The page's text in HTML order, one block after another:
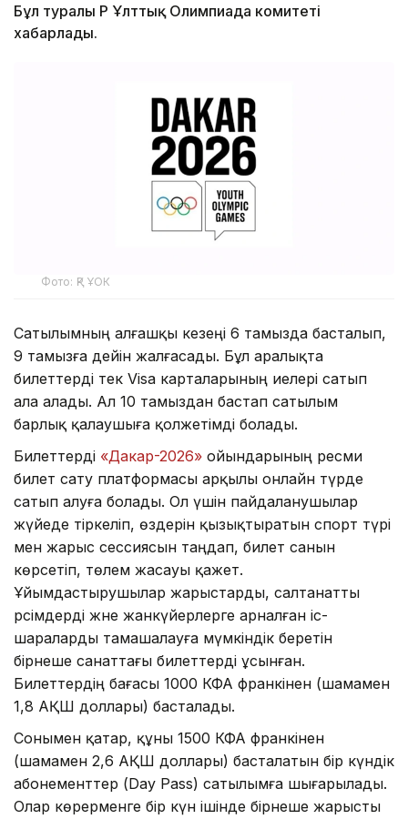
Бұл туралы ҚР Ұлттық Олимпиада комитеті
хабарлады.
Фото: ҚР ҰОК
Сатылымның алғашқы кезеңі 6 тамызда басталып,
9 тамызға дейін жалғасады. Бұл аралықта
билеттерді тек Visa карталарының иелері сатып
ала алады. Ал 10 тамыздан бастап сатылым
барлық қалаушыға қолжетімді болады.
Билеттерді «Дакар-2026» ойындарының ресми
билет сату платформасы арқылы онлайн түрде
сатып алуға болады. Ол үшін пайдаланушылар
жүйеде тіркеліп, өздерін қызықтыратын спорт түрі
мен жарыс сессиясын таңдап, билет санын
көрсетіп, төлем жасауы қажет.
Ұйымдастырушылар жарыстарды, салтанатты
рәсімдерді және жанкүйерлерге арналған іс-
шараларды тамашалауға мүмкіндік беретін
бірнеше санаттағы билеттерді ұсынған.
Билеттердің бағасы 1000 КФА франкінен (шамамен
1,8 АҚШ доллары) басталады.
Сонымен қатар, құны 1500 КФА франкінен
(шамамен 2,6 АҚШ доллары) басталатын бір күндік
абонементтер (Day Pass) сатылымға шығарылады.
Олар көрерменге бір күн ішінде бірнеше жарысты